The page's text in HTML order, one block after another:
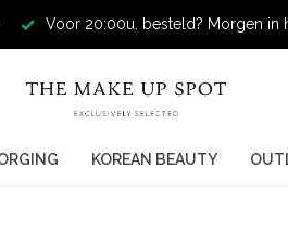
Voor 20:00u. besteld? Morgen in
KOREAN BEAUTY